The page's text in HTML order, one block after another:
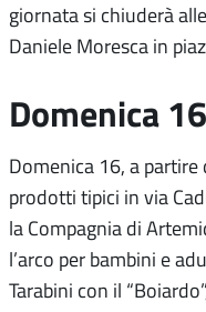
giornata si chiuderà
Daniele Moresca in
Domenica
Domenica 16, a
prodotti tipici in via
la Compagnia di
l’arco per bambini e
Tarabini con il